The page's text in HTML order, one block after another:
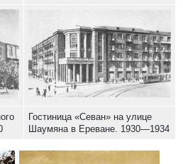
Гостиница «Севан» на улице
Шаумяна в Ереване. 1930—1934